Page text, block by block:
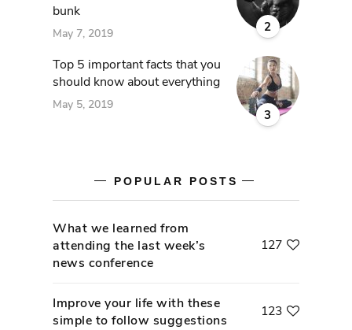
2
bunk
May 7, 2019
3
Top 5 important facts that you
should know about everything
May 5, 2019
POPULAR POSTS
What we learned from
attending the last week’s
news conference
127
Improve your life with these
simple to follow suggestions
123